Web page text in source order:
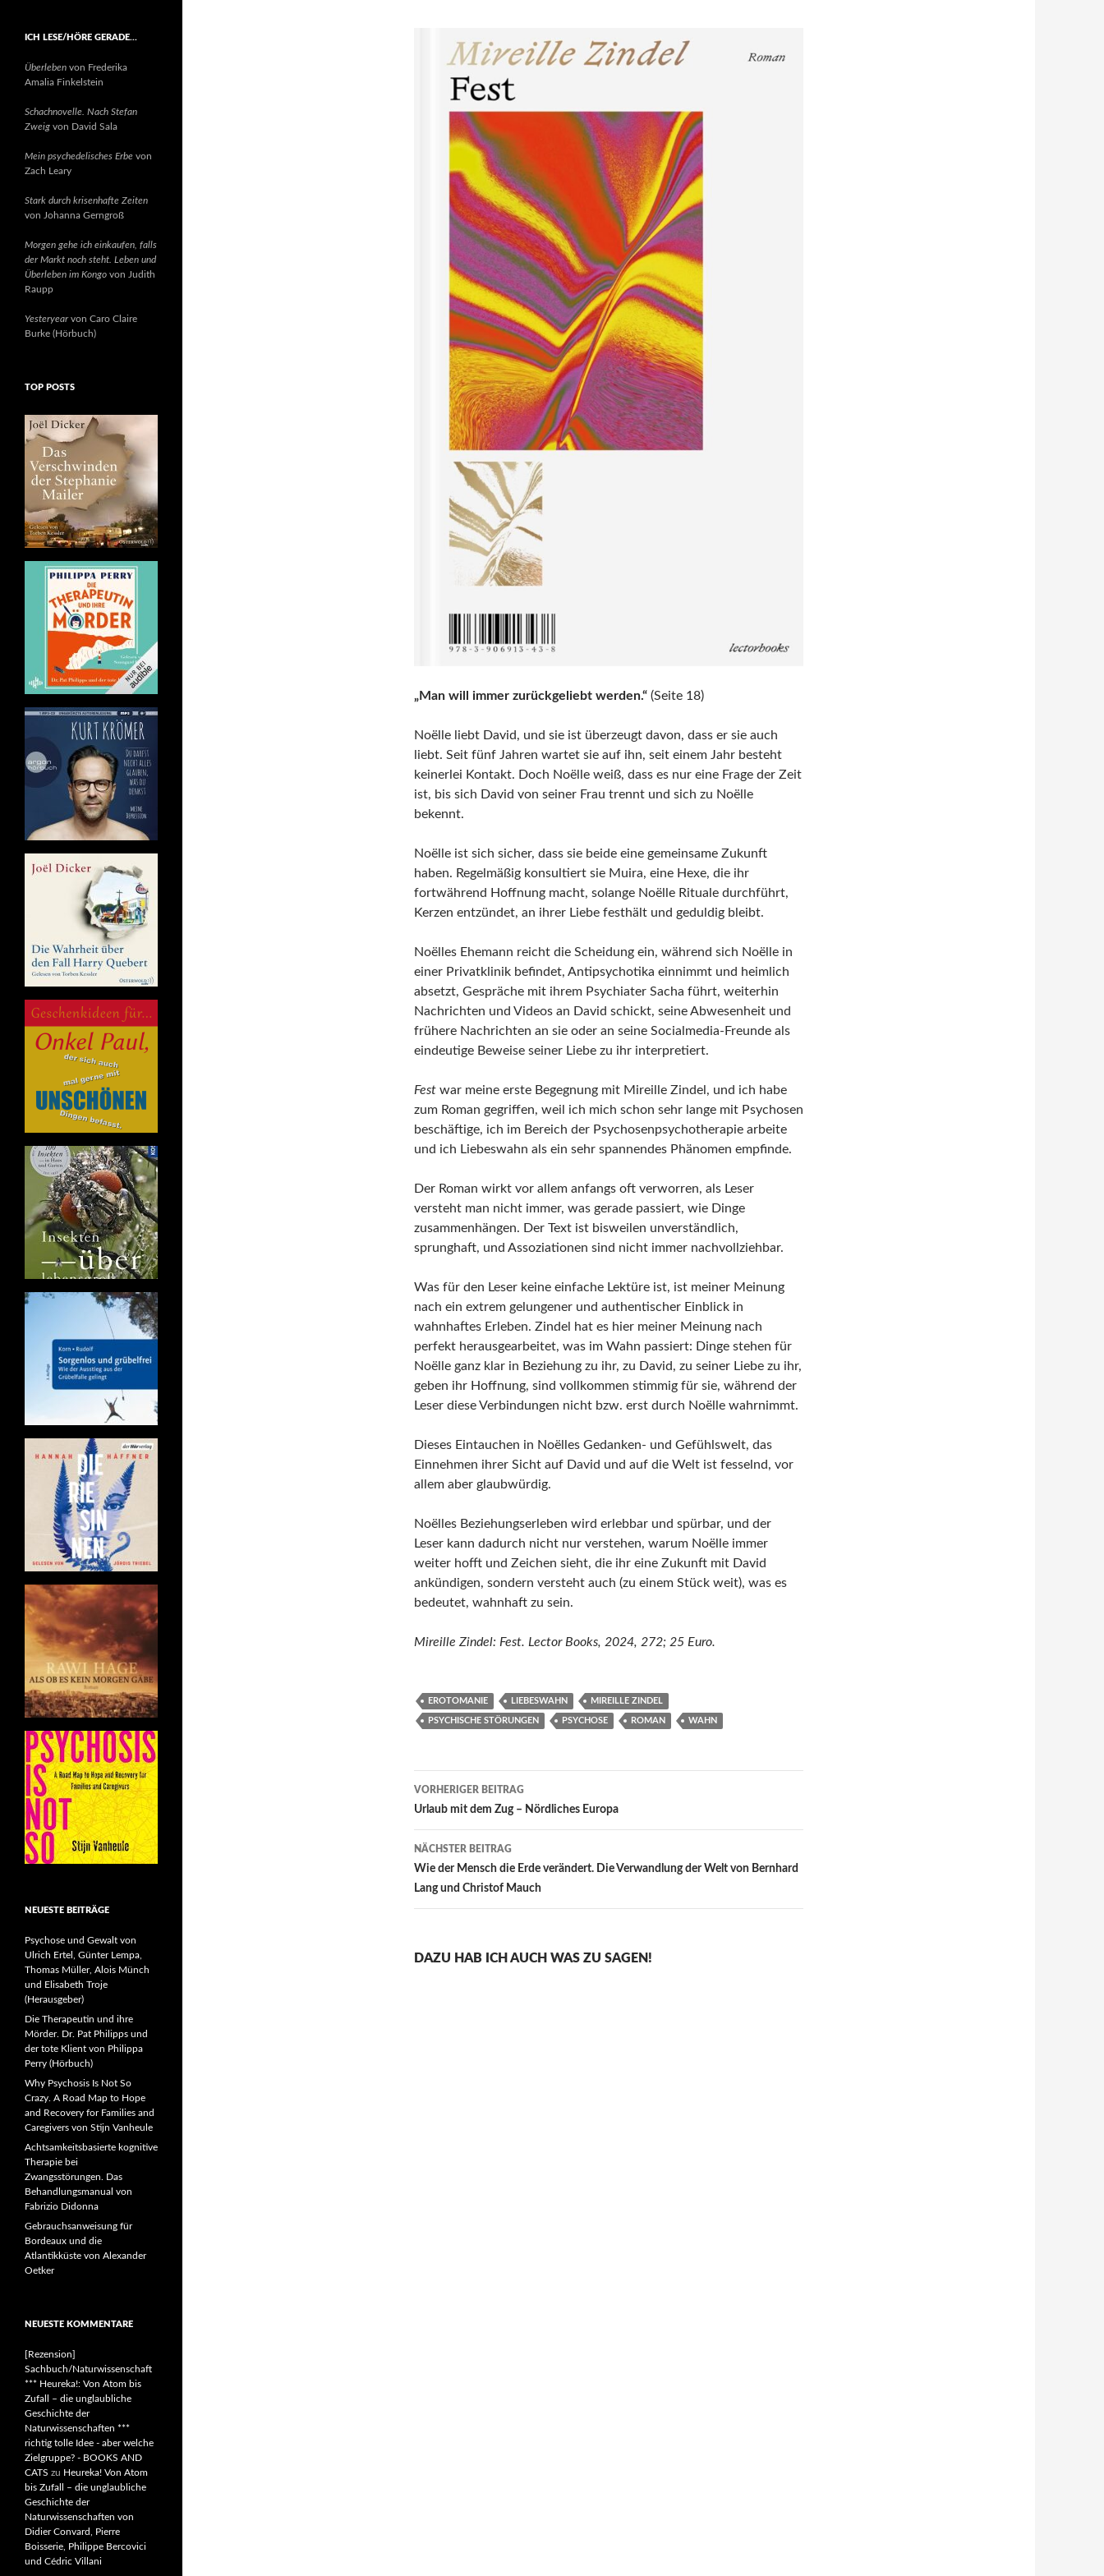
„Man will immer zurückgeliebt werden.“ (Seite 18)
Noëlle liebt David, und sie ist überzeugt davon, dass er sie auch
liebt. Seit fünf Jahren wartet sie auf ihn, seit einem Jahr besteht
keinerlei Kontakt. Doch Noëlle weiß, dass es nur eine Frage der Zeit
ist, bis sich David von seiner Frau trennt und sich zu Noëlle
bekennt.
Noëlle ist sich sicher, dass sie beide eine gemeinsame Zukunft
haben. Regelmäßig konsultiert sie Muira, eine Hexe, die ihr
fortwährend Hoffnung macht, solange Noëlle Rituale durchführt,
Kerzen entzündet, an ihrer Liebe festhält und geduldig bleibt.
Noëlles Ehemann reicht die Scheidung ein, während sich Noëlle in
einer Privatklinik befindet, Antipsychotika einnimmt und heimlich
absetzt, Gespräche mit ihrem Psychiater Sacha führt, weiterhin
Nachrichten und Videos an David schickt, seine Abwesenheit und
frühere Nachrichten an sie oder an seine Socialmedia-Freunde als
eindeutige Beweise seiner Liebe zu ihr interpretiert.
Fest war meine erste Begegnung mit Mireille Zindel, und ich habe
zum Roman gegriffen, weil ich mich schon sehr lange mit Psychosen
beschäftige, ich im Bereich der Psychosenpsychotherapie arbeite
und ich Liebeswahn als ein sehr spannendes Phänomen empfinde.
Der Roman wirkt vor allem anfangs oft verworren, als Leser
versteht man nicht immer, was gerade passiert, wie Dinge
zusammenhängen. Der Text ist bisweilen unverständlich,
sprunghaft, und Assoziationen sind nicht immer nachvollziehbar.
Was für den Leser keine einfache Lektüre ist, ist meiner Meinung
nach ein extrem gelungener und authentischer Einblick in
wahnhaftes Erleben. Zindel hat es hier meiner Meinung nach
perfekt herausgearbeitet, was im Wahn passiert: Dinge stehen für
Noëlle ganz klar in Beziehung zu ihr, zu David, zu seiner Liebe zu ihr,
geben ihr Hoffnung, sind vollkommen stimmig für sie, während der
Leser diese Verbindungen nicht bzw. erst durch Noëlle wahrnimmt.
Dieses Eintauchen in Noëlles Gedanken- und Gefühlswelt, das
Einnehmen ihrer Sicht auf David und auf die Welt ist fesselnd, vor
allem aber glaubwürdig.
Noëlles Beziehungserleben wird erlebbar und spürbar, und der
Leser kann dadurch nicht nur verstehen, warum Noëlle immer
weiter hofft und Zeichen sieht, die ihr eine Zukunft mit David
ankündigen, sondern versteht auch (zu einem Stück weit), was es
bedeutet, wahnhaft zu sein.
Mireille Zindel: Fest. Lector Books, 2024, 272; 25 Euro.
EROTOMANIE LIEBESWAHN MIREILLE ZINDEL
PSYCHISCHE STÖRUNGEN PSYCHOSE ROMAN WAHN
Beitragsnavigation
VORHERIGER BEITRAG
Urlaub mit dem Zug – Nördliches Europa
NÄCHSTER BEITRAG
Wie der Mensch die Erde verändert. Die Verwandlung der Welt von Bernhard
Lang und Christof Mauch
DAZU HAB ICH AUCH WAS ZU SAGEN!
ICH LESE/HÖRE GERADE…
Überleben von Frederika
Amalia Finkelstein
Schachnovelle. Nach Stefan
Zweig von David Sala
Mein psychedelisches Erbe von
Zach Leary
Stark durch krisenhafte Zeiten
von Johanna Gerngroß
Morgen gehe ich einkaufen, falls
der Markt noch steht. Leben und
Überleben im Kongo von Judith
Raupp
Yesteryearvon Caro Claire
Burke (Hörbuch)
TOP POSTS
NEUESTE BEITRÄGE
Psychose und Gewalt von
Ulrich Ertel, Günter Lempa,
Thomas Müller, Alois Münch
und Elisabeth Troje
(Herausgeber)
Die Therapeutin und ihre
Mörder. Dr. Pat Philipps und
der tote Klient von Philippa
Perry (Hörbuch)
Why Psychosis Is Not So
Crazy. A Road Map to Hope
and Recovery for Families and
Caregivers von Stijn Vanheule
Achtsamkeitsbasierte kognitive
Therapie bei
Zwangsstörungen. Das
Behandlungsmanual von
Fabrizio Didonna
Gebrauchsanweisung für
Bordeaux und die
Atlantikküste von Alexander
Oetker
NEUESTE KOMMENTARE
[Rezension]
Sachbuch/Naturwissenschaft
*** Heureka!: Von Atom bis
Zufall – die unglaubliche
Geschichte der
Naturwissenschaften ***
richtig tolle Idee - aber welche
Zielgruppe? - BOOKS AND
CATS zu Heureka! Von Atom
bis Zufall – die unglaubliche
Geschichte der
Naturwissenschaften von
Didier Convard, Pierre
Boisserie, Philippe Bercovici
und Cédric Villani